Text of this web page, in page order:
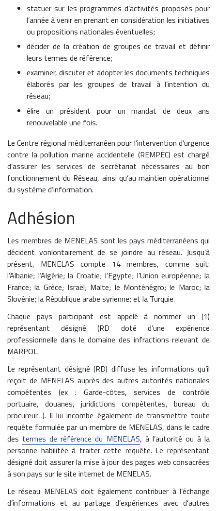
statuer sur les programmes d’activités proposés pour
l’année à venir en prenant en considération les initiatives
ou propositions nationales éventuelles;
décider de la création de groupes de travail et définir
leurs termes de référence;
examiner, discuter et adopter les documents techniques
élaborés par les groupes de travail à l’intention du
réseau;
élire un président pour un mandat de deux ans
renouvelable une fois.
Le Centre régional méditerranéen pour l’intervention d’urgence
contre la pollution marine accidentelle (REMPEC) est chargé
d’assurer les services de secrétariat nécessaires au bon
fonctionnement du Réseau, ainsi qu’au maintien opérationnel
du système d’information.
Adhésion
Les membres de MENELAS sont les pays méditerranéens qui
décident vonlontairement de se joindre au réseau. Jusqu’à
présent, MENELAS compte 14 membres, comme suit:
l’Albanie; l’Algérie; la Croatie; l’Egypte; l’Union européenne; la
France; la Grèce; Israël; Malte; le Monténégro; le Maroc; la
Slovénie; la République arabe syrienne; et la Turquie.
Chaque pays participant est appelé à nommer un (1)
représentant désigné (RD doté d’une expérience
professionnelle dans le domaine des infractions relevant de
MARPOL.
Le représentant désigné (RD) diffuse les informations qu’il
reçoit de MENELAS auprès des autres autorités nationales
compétentes (ex : Garde-côtes, services de contrôle
portuaire, douanes, juridictions compétentes, bureau du
procureur…). Il lui incombe également de transmettre toute
requête formulée par un membre de MENELAS, dans le cadre
des termes de référence du MENELAS, à l’autorité ou à la
personne habilitée à traiter cette requête. Le représentant
désigné doit assurer la mise à jour des pages web consacrées
à son pays sur le site internet de MENELAS.
Le réseau MENELAS doit également contribuer à l’échange
d’informations et au partage d’expériences avec d’autres